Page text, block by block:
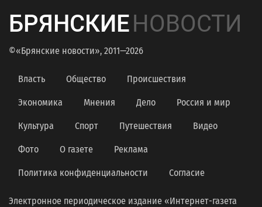
БРЯНСКИЕНОВОСТИ
©«Брянские новости», 2011—2026
Власть Общество Происшествия
Экономика Мнения Дело Россия и мир
Культура Спорт Путешествия Видео
Фото О газете Реклама
Политика конфиденциальности Согласие
Электронное периодическое издание «Интернет-газета